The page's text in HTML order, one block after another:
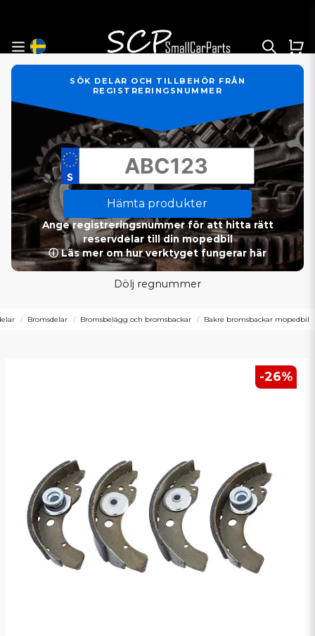
SÖK DELAR OCH TILLBEHÖR FRÅN
REGISTRERINGSNUMMER
Hämta produkter
Ange registreringsnummer för att hitta rätt
reservdelar till din mopedbil
ⓘ Läs mer om hur verktyget fungerar här
Dölj regnummer
Bromsdelar Bromsbelägg och bromsbackar Bakre bromsbackar mopedbil
-26%